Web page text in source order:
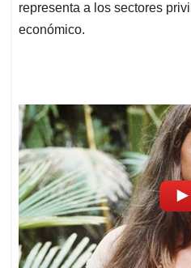
representa a los sectores
económico.